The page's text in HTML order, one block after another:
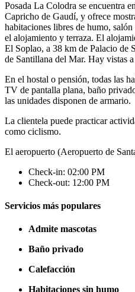
Posada La Colodra se encuentra
Capricho de Gaudí, y ofrece
habitaciones libres de humo,
el alojamiento y terraza. El
El Soplao, a 38 km de Palacio de
de Santillana del Mar. Hay vistas
En el hostal o pensión, todas las
TV de pantalla plana, baño
las unidades disponen de armario.
La clientela puede practicar
como ciclismo.
El aeropuerto (Aeropuerto de
Check-in: 02:00 PM
Check-out: 12:00 PM
Servicios más populares
Admite mascotas
Baño privado
Calefacción
Habitaciones sin humo